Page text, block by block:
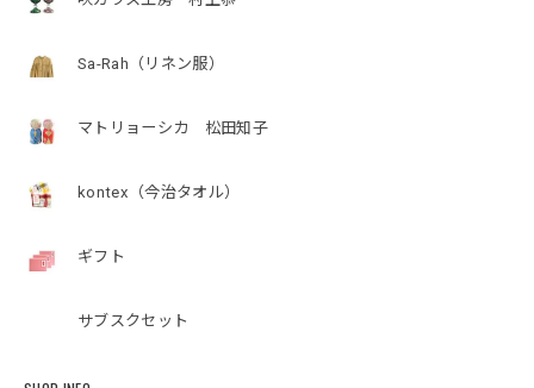
Sa-Rah（リネン服）
マトリョーシカ 松田知子
kontex（今治タオル）
ギフト
サブスクセット